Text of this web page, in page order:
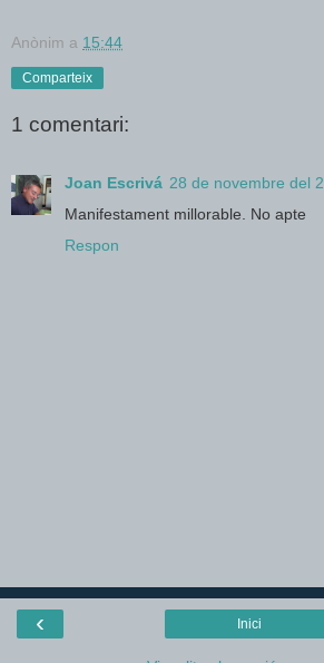
Anònim a 15:44
Comparteix
1 comentari:
Joan Escrivá 28 de novembre del
Manifestament millorable. No apte
Respon
‹ Inici